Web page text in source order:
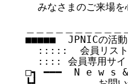
みなさまのご来場を
■■■■■  JPNICの活動
:::::  会員リス
:::: 会員専用サ
□┓ ━━━  N e w s &